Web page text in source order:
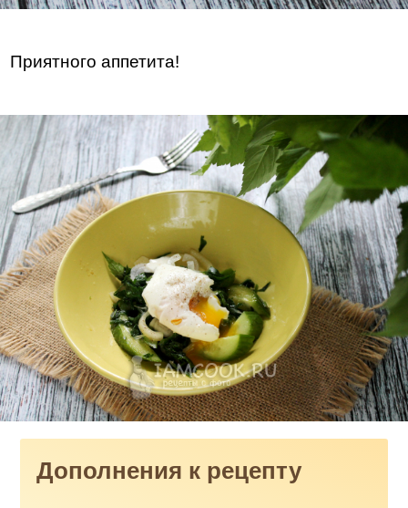
Приятного аппетита!
Дополнения к рецепту